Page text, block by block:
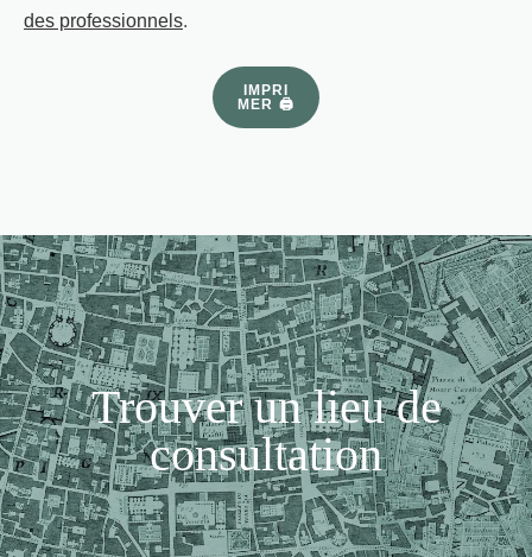
des professionnels.
IMPRI
MER 🖨
Trouver un lieu de
consultation